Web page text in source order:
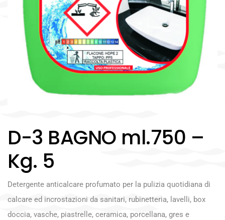
D-3 BAGNO ml.750 –
Kg. 5
Detergente anticalcare profumato per la pulizia quotidiana di
calcare ed incrostazioni da sanitari, rubinetteria, lavelli, box
doccia, vasche, piastrelle, ceramica, porcellana, gres e